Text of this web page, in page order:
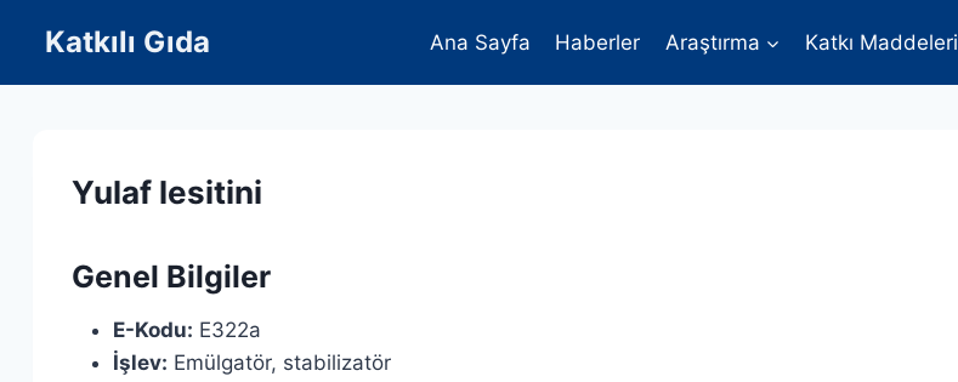
content
Katkılı Gıda Ana Sayfa Haberler Araştırma Katkı Maddeleri
Yulaf lesitini
Genel Bilgiler
E-Kodu: E322a
İşlev: Emülgatör, stabilizatör